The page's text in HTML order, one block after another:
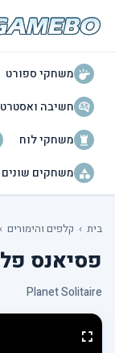
משחקי ספורט
חשיבה
משחקי לוח
משחקים שונים
בית › קלפים והימורים ›
פסיאנס
Planet Solitaire